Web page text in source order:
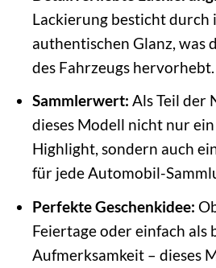
Lackierung besticht durch
authentischen Glanz, was
des Fahrzeugs hervorhebt.
Sammlerwert: Als Teil der
dieses Modell nicht nur
Highlight, sondern auch
für jede Automobil-
Perfekte Geschenkidee:
Feiertage oder einfach als
Aufmerksamkeit – dieses